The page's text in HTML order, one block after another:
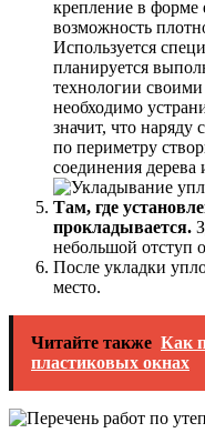
крепление в форме
возможность
Используется
планируется
технологии своими
необходимо
значит, что наряду
по периметру
соединения дерева
Там, где
прокладывается.
небольшой отступ
После укладки
место.
Читайте также Как
пластиковых окнах